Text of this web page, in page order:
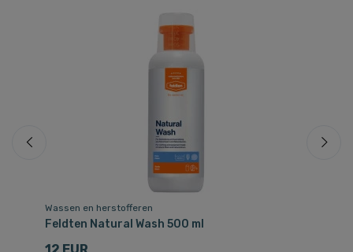
Wassen en herstofferen
Feldten Natural Wash 500 ml
12 EUR